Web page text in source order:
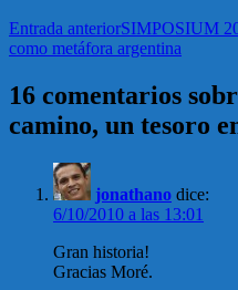
Entrada anteriorSIMPOSIUM
como metáfora argentina
16 comentarios
camino, un tesoro
jonathano dice:
6/10/2010 a las 13:01
Gran historia!
Gracias Moré.